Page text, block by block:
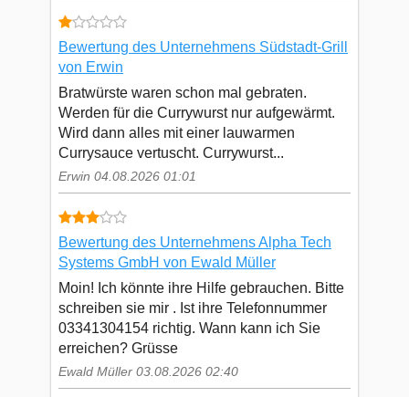
Bewertung des Unternehmens Südstadt-Grill
von Erwin
Bratwürste waren schon mal gebraten.
Werden für die Currywurst nur aufgewärmt.
Wird dann alles mit einer lauwarmen
Currysauce vertuscht. Currywurst...
Erwin 04.08.2026 01:01
Bewertung des Unternehmens Alpha Tech
Systems GmbH von Ewald Müller
Moin! Ich könnte ihre Hilfe gebrauchen. Bitte
schreiben sie mir . Ist ihre Telefonnummer
03341304154 richtig. Wann kann ich Sie
erreichen? Grüsse
Ewald Müller 03.08.2026 02:40